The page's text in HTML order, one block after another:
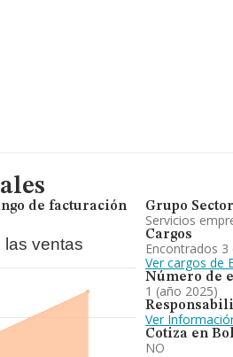
de facturación
las ventas
Grupo Sector
Servicios
Cargos
Encontrados
Ver cargos de
Número de
1 (año 2025)
Ver
Cotiza en
NO